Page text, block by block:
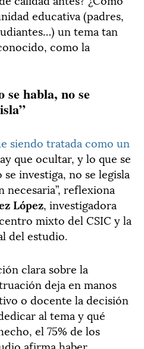
educativa (padres,
un tema tan
como la
se habla, no se
siendo tratada como un
que ocultar, y lo que se
investiga, no se legisla
reflexiona
López, investigadora
mixto del CSIC y la
del estudio.
clara sobre la
deja en manos
o docente la decisión
al tema y qué
el 75% de los
afirma haber